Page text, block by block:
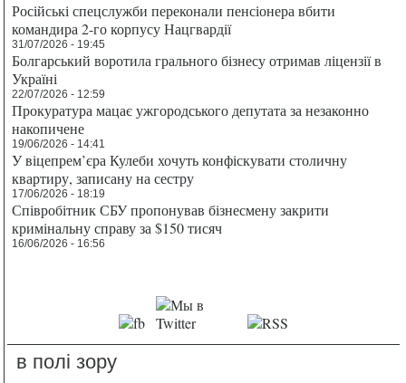
Російські спецслужби переконали пенсіонера вбити
командира 2-го корпусу Нацгвардії
31/07/2026 - 19:45
Болгарський воротила грального бізнесу отримав ліцензії в
Україні
22/07/2026 - 12:59
Прокуратура мацає ужгородського депутата за незаконно
накопичене
19/06/2026 - 14:41
У віцепрем’єра Кулеби хочуть конфіскувати столичну
квартиру, записану на сестру
17/06/2026 - 18:19
Співробітник СБУ пропонував бізнесмену закрити
кримінальну справу за $150 тисяч
16/06/2026 - 16:56
в полі зору